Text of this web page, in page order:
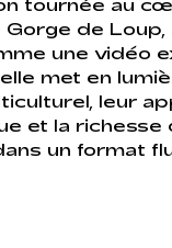
de Loup,
une vidéo
met en
leur
et la richesse
un format